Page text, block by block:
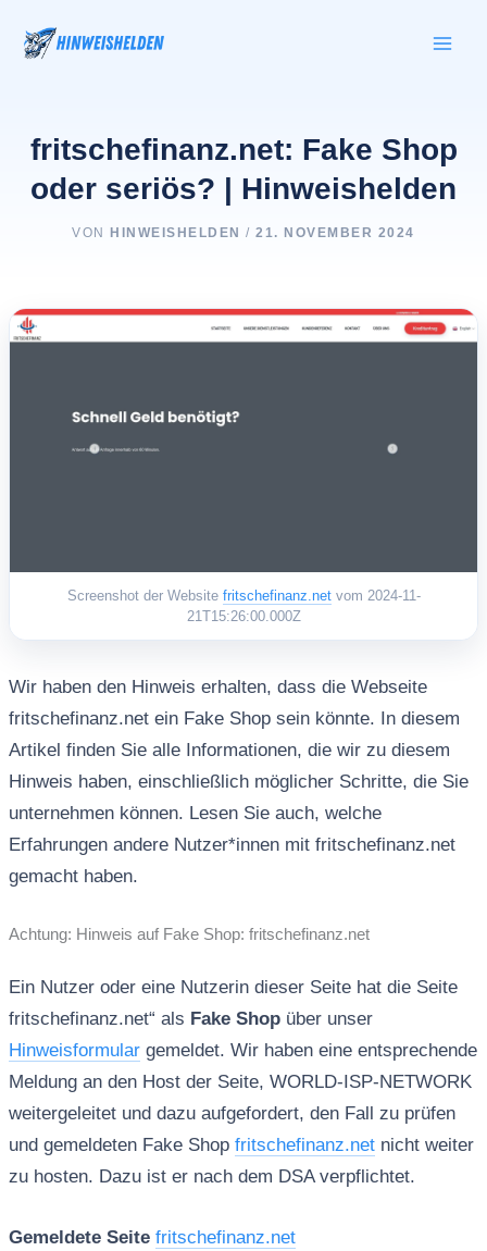
Inhalt
springen
fritschefinanz.net: Fake Shop
oder seriös? | Hinweishelden
VON HINWEISHELDEN/21. NOVEMBER 2024
Screenshot der Website fritschefinanz.netvom 2024-11-
21T15:26:00.000Z
Wir haben den Hinweis erhalten, dass die Webseite
fritschefinanz.net ein Fake Shop sein könnte. In diesem
Artikel finden Sie alle Informationen, die wir zu diesem
Hinweis haben, einschließlich möglicher Schritte, die Sie
unternehmen können. Lesen Sie auch, welche
Erfahrungen andere Nutzer*innen mit fritschefinanz.net
gemacht haben.
Achtung: Hinweis auf Fake Shop: fritschefinanz.net
Ein Nutzer oder eine Nutzerin dieser Seite hat die Seite
fritschefinanz.net“ als Fake Shopüber unser
Hinweisformulargemeldet. Wir haben eine entsprechende
Meldung an den Host der Seite, WORLD-ISP-NETWORK
weitergeleitet und dazu aufgefordert, den Fall zu prüfen
und gemeldeten Fake Shop fritschefinanz.netnicht weiter
zu hosten. Dazu ist er nach dem DSA verpflichtet.
Gemeldete Seite fritschefinanz.net